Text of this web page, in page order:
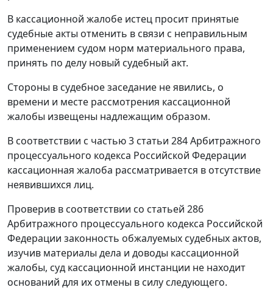
В кассационной жалобе истец просит принятые
судебные акты отменить в связи с неправильным
применением судом норм материального права,
принять по делу новый судебный акт.
Стороны в судебное заседание не явились, о
времени и месте рассмотрения кассационной
жалобы извещены надлежащим образом.
В соответствии с частью 3 статьи 284Арбитражного
процессуального кодекса Российской Федерации
кассационная жалоба рассматривается в отсутствие
неявившихся лиц.
Проверив в соответствии со статьей 286
Арбитражного процессуального кодекса Российской
Федерации законность обжалуемых судебных актов,
изучив материалы дела и доводы кассационной
жалобы, суд кассационной инстанции не находит
оснований для их отмены в силу следующего.